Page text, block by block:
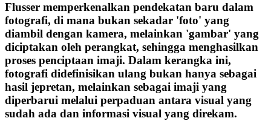
Flusser memperkenalkan pendekatan baru dalam
fotografi, di mana bukan sekadar 'foto' yang
diambil dengan kamera, melainkan 'gambar' yang
diciptakan oleh perangkat, sehingga menghasilkan
proses penciptaan imaji. Dalam kerangka ini,
fotografi didefinisikan ulang bukan hanya sebagai
hasil jepretan, melainkan sebagai imaji yang
diperbarui melalui perpaduan antara visual yang
sudah ada dan informasi visual yang direkam.